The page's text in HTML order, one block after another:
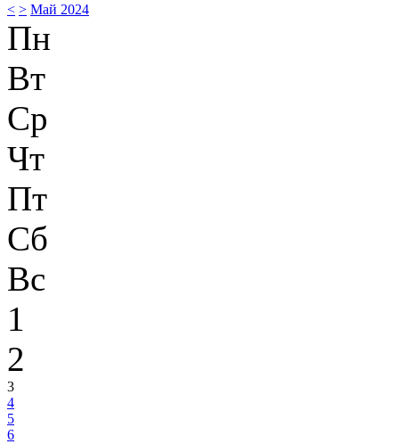
< > Май 2024
Пн
Вт
Ср
Чт
Пт
Сб
Вс
1
2
3
4
5
6